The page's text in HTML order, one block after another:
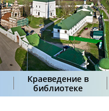
Краеведение в
библиотеке